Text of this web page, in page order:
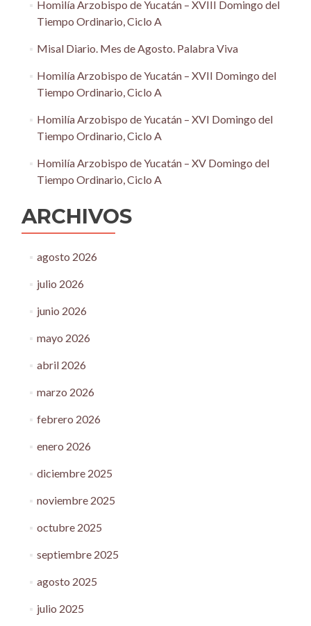
Homilía Arzobispo de Yucatán – XVIII Domingo del
Tiempo Ordinario, Ciclo A
Misal Diario. Mes de Agosto. Palabra Viva
Homilía Arzobispo de Yucatán – XVII Domingo del
Tiempo Ordinario, Ciclo A
Homilía Arzobispo de Yucatán – XVI Domingo del
Tiempo Ordinario, Ciclo A
Homilía Arzobispo de Yucatán – XV Domingo del
Tiempo Ordinario, Ciclo A
ARCHIVOS
agosto 2026
julio 2026
junio 2026
mayo 2026
abril 2026
marzo 2026
febrero 2026
enero 2026
diciembre 2025
noviembre 2025
octubre 2025
septiembre 2025
agosto 2025
julio 2025